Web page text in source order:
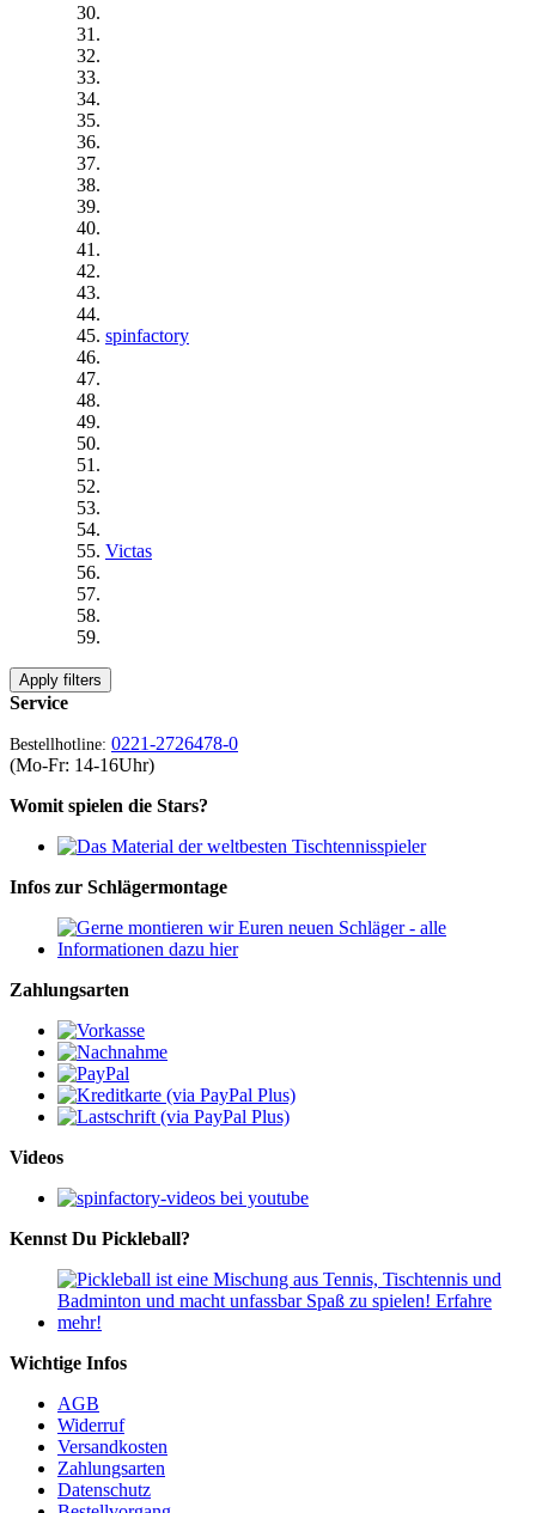
spinfactory
Victas
Apply filters
Service
Bestellhotline: 0221-2726478-0
(Mo-Fr: 14-16Uhr)
Womit spielen die Stars?
Infos zur Schlägermontage
Zahlungsarten
Videos
Kennst Du Pickleball?
Wichtige Infos
AGB
Widerruf
Versandkosten
Zahlungsarten
Datenschutz